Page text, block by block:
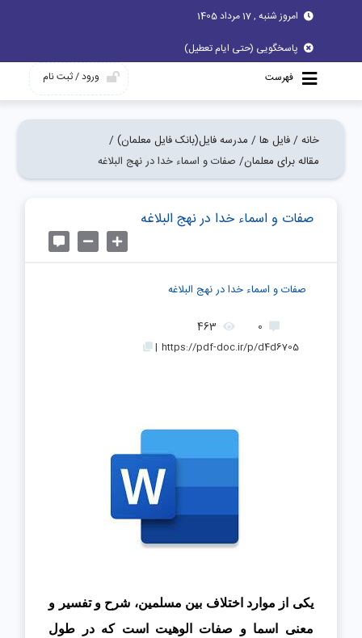
امروز شنبه , 17 مرداد 1405
پاسخگویی (حتی ایام تعطیل)
فهرست
ورود / ثبت نام
خانه / فایل ها / مدرسه فایل(بانک فایل معلمان) /
مقاله برای معلمان/ صفات و اسماء خدا در نهج البلاغه
صفات و اسماء خدا در نهج البلاغه
صفات و اسماء خدا در نهج البلاغه
0
463
https://pdf-doc.ir/p/d4d6705
|
يكى از موارد اختلاف بين مسلمين، شرح و تفسير و
معنى اسما و صفات الوهيت است كه در طول